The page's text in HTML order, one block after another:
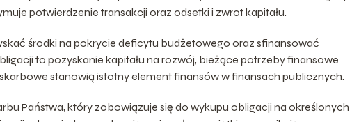
potwierdzenie transakcji oraz odsetki i zwrot kapitału.
środki na pokrycie deficytu budżetowego oraz sfinansować
to pozyskanie kapitału na rozwój, bieżące potrzeby finansowe
stanowią istotny element finansów w finansach publicznych.
Państwa, który zobowiązuje się do wykupu obligacji na określonych